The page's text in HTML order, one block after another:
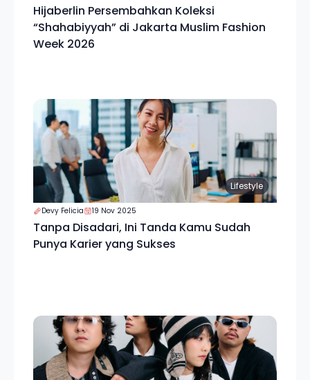
Hijaberlin Persembahkan Koleksi
“Shahabiyyah” di Jakarta Muslim Fashion
Week 2026
Lifestyle
Devy Felicia 19 Nov 2025
Tanpa Disadari, Ini Tanda Kamu Sudah
Punya Karier yang Sukses